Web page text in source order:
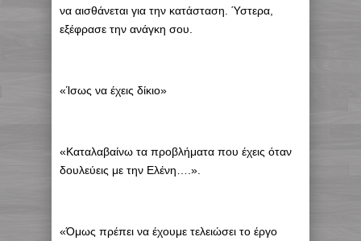
να αισθάνεται για την κατάσταση. Ύστερα,
εξέφρασε την ανάγκη σου.
«Ίσως να έχεις δίκιο»
«Καταλαβαίνω τα προβλήματα που έχεις όταν
δουλεύεις με την Ελένη….».
«Όμως πρέπει να έχουμε τελειώσει το έργο